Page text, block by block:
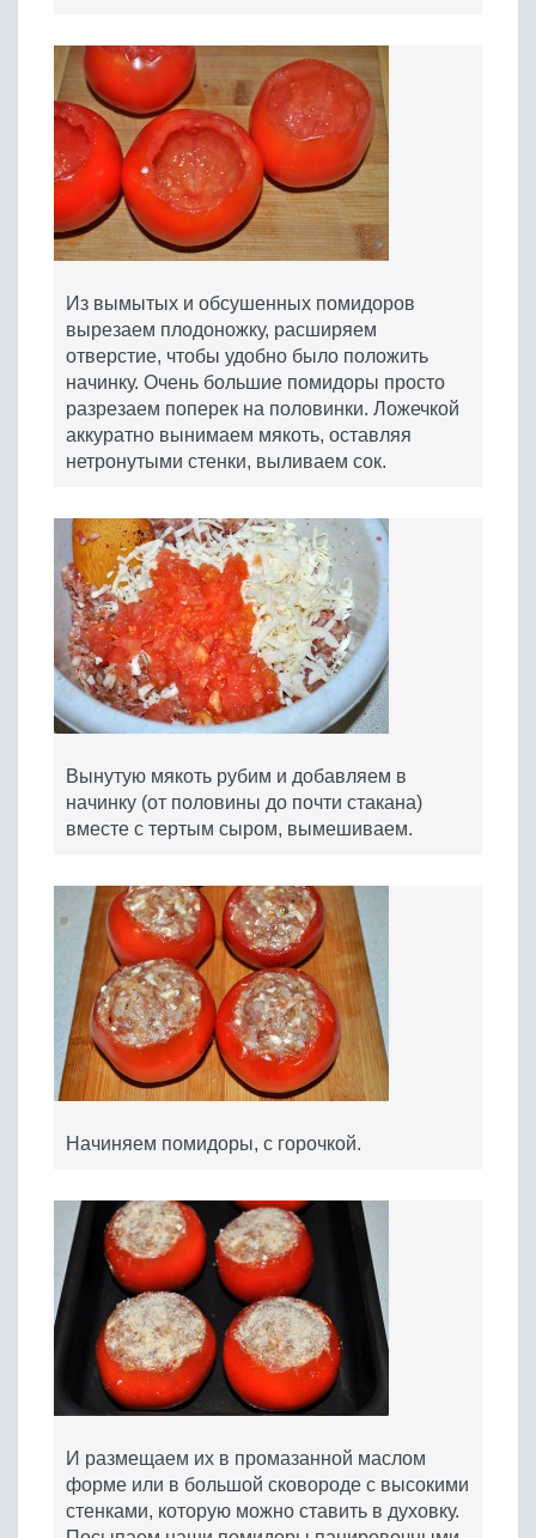
Из вымытых и обсушенных помидоров
вырезаем плодоножку, расширяем
отверстие, чтобы удобно было положить
начинку. Очень большие помидоры просто
разрезаем поперек на половинки. Ложечкой
аккуратно вынимаем мякоть, оставляя
нетронутыми стенки, выливаем сок.
Вынутую мякоть рубим и добавляем в
начинку (от половины до почти стакана)
вместе с тертым сыром, вымешиваем.
Начиняем помидоры, с горочкой.
И размещаем их в промазанной маслом
форме или в большой сковороде с высокими
стенками, которую можно ставить в духовку.